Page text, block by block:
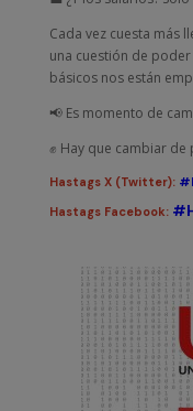
Cada vez cuesta más
una cuestión de
básicos nos están
📢 Es momento de
✊ Hay que cambiar
Hastags X (Twitter):
Hastags Facebook: